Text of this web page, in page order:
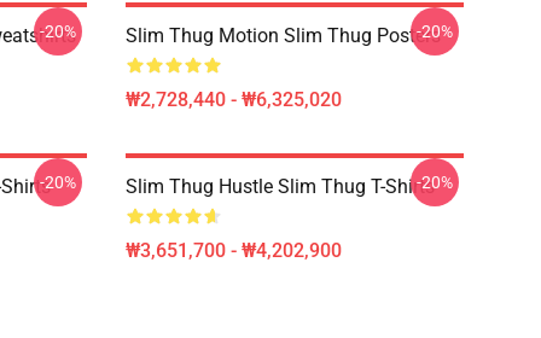
-20% Slim Thug Motion Slim Thug Posters
₩2,728,440 - ₩6,325,020
-20%
-20% Slim Thug Hustle Slim Thug T-Shirts
₩3,651,700 - ₩4,202,900
-20%